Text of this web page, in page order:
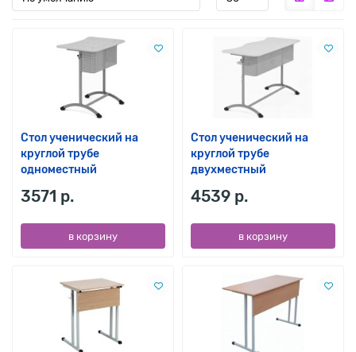
Стол ученический на
круглой трубе
одноместный
3571 р.
в корзину
Стол ученический на
круглой трубе
двухместный
4539 р.
в корзину